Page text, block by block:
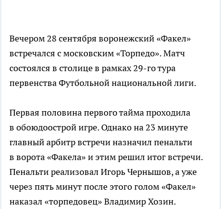
Вечером 28 сентября воронежский «Факел»
встречался с московским «Торпедо». Матч
состоялся в столице в рамках 29-готура
первенства Футбольной национальной лиги.
Первая половина первого тайма проходила
в обоюдоострой игре. Однако на 23 минуте
главный арбитр встречи назначил пенальти
в ворота «Факела» и этим решил итог встречи.
Пенальти реализовал Игорь Чернышов, а уже
через пять минут после этого голом «Факел»
наказал «торпедовец» Владимир Хозин.